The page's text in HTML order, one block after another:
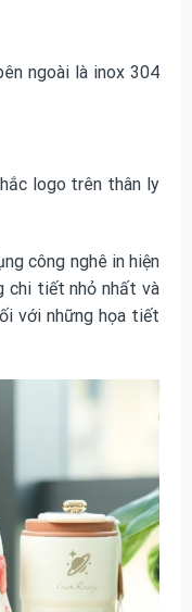
ngoài là inox 304
logo trên thân ly
công nghê in hiện
chi tiết nhỏ nhất và
với những họa tiết